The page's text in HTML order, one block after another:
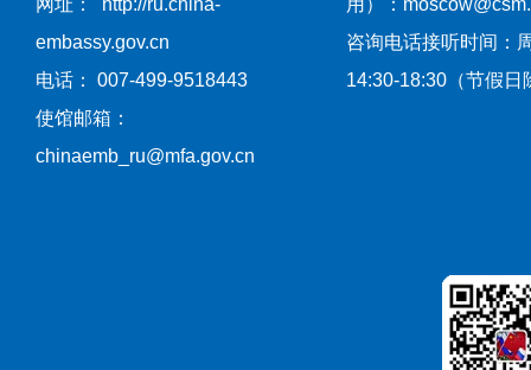
网址： http://ru.china-
embassy.gov.cn
电话： 007-499-9518443
使馆邮箱：
chinaemb_ru@mfa.gov.cn
用）：
咨询电话接听时间：
14:30-18:30（节假日